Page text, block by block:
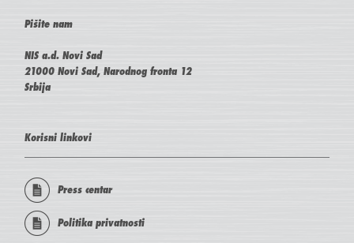
Pišite nam
NIS a.d. Novi Sad
21000 Novi Sad, Narodnog fronta 12
Srbija
Korisni linkovi
Press centar
Politika privatnosti